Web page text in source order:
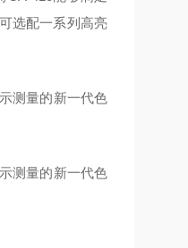
选配一系列高亮
测量的新一代色
测量的新一代色